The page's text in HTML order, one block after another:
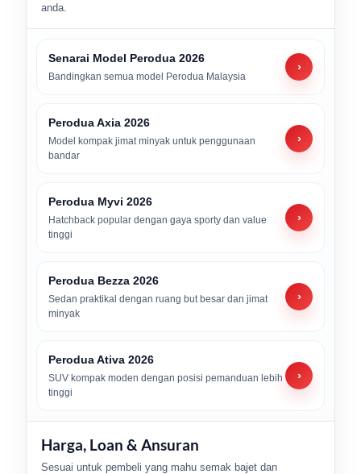
anda.
Senarai Model Perodua 2026
Bandingkan semua model Perodua Malaysia
›
Perodua Axia 2026
Model kompak jimat minyak untuk penggunaan
bandar
›
Perodua Myvi 2026
Hatchback popular dengan gaya sporty dan value
tinggi
›
Perodua Bezza 2026
Sedan praktikal dengan ruang but besar dan jimat
minyak
›
Perodua Ativa 2026
SUV kompak moden dengan posisi pemanduan lebih
tinggi
›
Harga, Loan & Ansuran
Sesuai untuk pembeli yang mahu semak bajet dan